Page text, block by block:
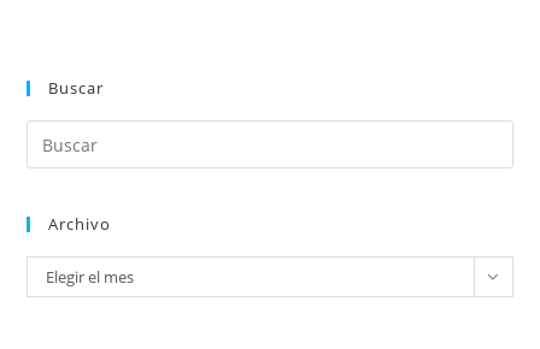
Buscar
Archivo
Elegir el mes